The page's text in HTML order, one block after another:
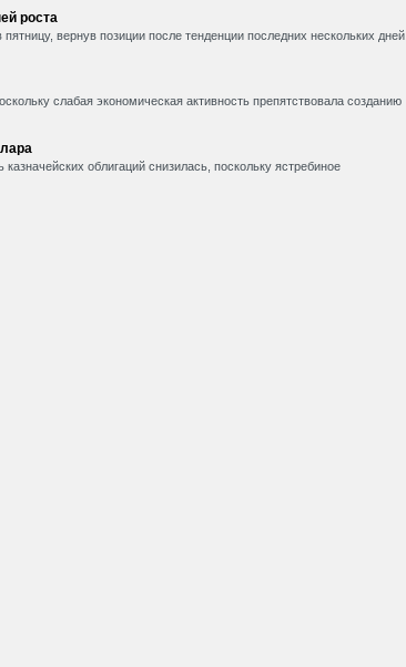
роста
вернув позиции после тенденции последних нескольких дней.
слабая экономическая активность препятствовала созданию
облигаций снизилась, поскольку ястребиное